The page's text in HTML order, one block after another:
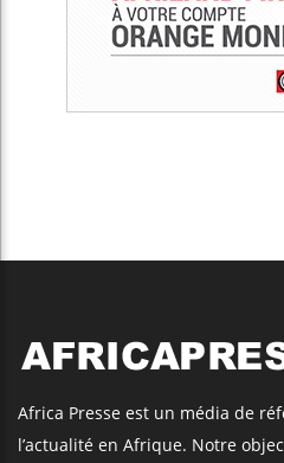
Africa Presse est un média de
l’actualité en Afrique. Notre